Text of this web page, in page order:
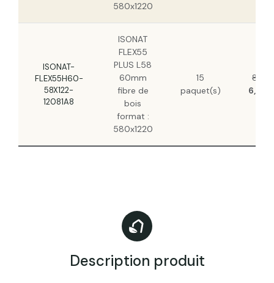
580x1220
ISONAT-
FLEX55H60-
58X122-
12081A8
ISONAT
FLEX55
PLUS L58
60mm
fibre de
bois
format :
580x1220
15
paquet(s)
8,21
6,08
Description produit